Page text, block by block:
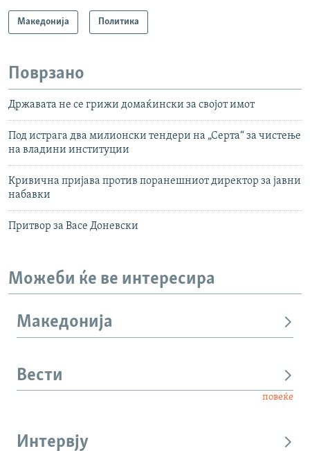
Македонија Политика
Поврзано
Државата не се грижи домаќински за својот имот
Под истрага два милионски тендери на „Серта“ за чистење
на владини институции
Кривична пријава против поранешниот директор за јавни
набавки
Притвор за Васе Доневски
Можеби ќе ве интересира
Македонија
Вести
повеќе
Интервју